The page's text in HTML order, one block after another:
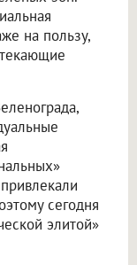
на пользу,
сегодня
элитой»